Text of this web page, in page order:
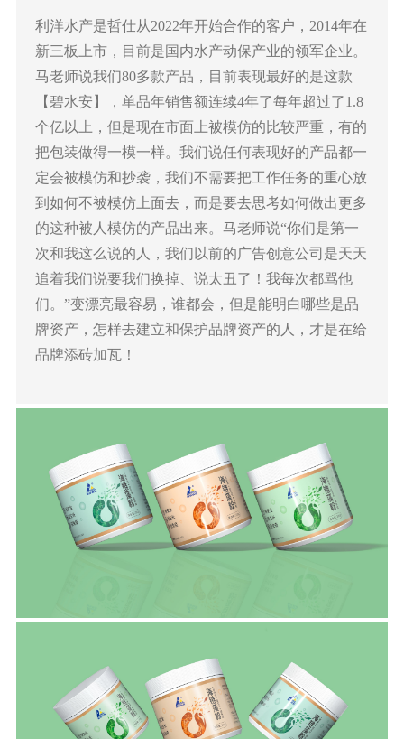
利洋水产是哲仕从2022年开始合作的客户，2014年在
新三板上市，目前是国内水产动保产业的领军企业。
马老师说我们80多款产品，目前表现最好的是这款
【碧水安】，单品年销售额连续4年了每年超过了1.8
个亿以上，但是现在市面上被模仿的比较严重，有的
把包装做得一模一样。我们说任何表现好的产品都一
定会被模仿和抄袭，我们不需要把工作任务的重心放
到如何不被模仿上面去，而是要去思考如何做出更多
的这种被人模仿的产品出来。马老师说“你们是第一
次和我这么说的人，我们以前的广告创意公司是天天
追着我们说要我们换掉、说太丑了！我每次都骂他
们。”变漂亮最容易，谁都会，但是能明白哪些是品
牌资产，怎样去建立和保护品牌资产的人，才是在给
品牌添砖加瓦！